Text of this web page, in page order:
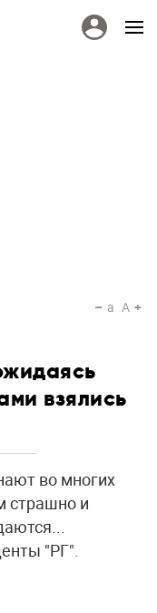
a A
взялись
во многих
страшно и
"РГ".